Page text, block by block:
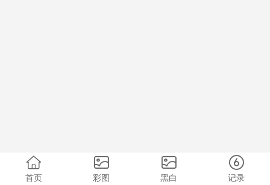
首页 彩图 黑白 记录